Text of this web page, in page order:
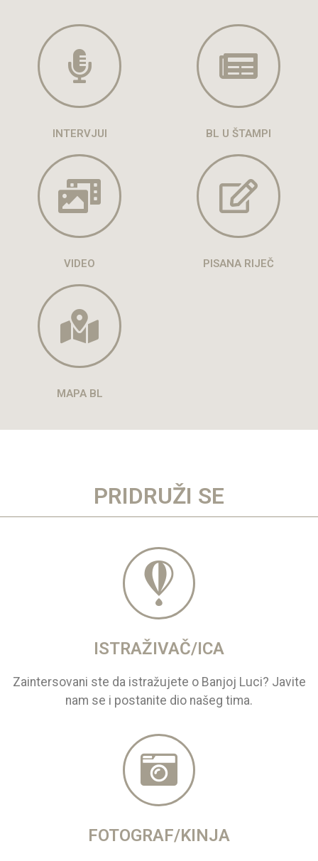
INTERVJUI BL U ŠTAMPI
VIDEO PISANA RIJEČ
MAPA BL
PRIDRUŽI SE
ISTRAŽIVAČ/ICA
Zaintersovani ste da istražujete o Banjoj Luci? Javite
nam se i postanite dio našeg tima.
FOTOGRAF/KINJA